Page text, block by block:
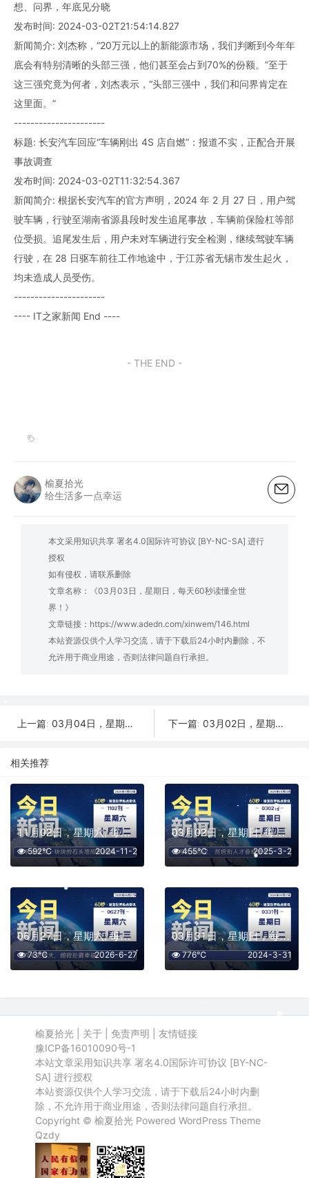
想、问界，年底见分晓
发布时间: 2024-03-02T21:54:14.827
新闻简介: 刘杰称，“20万元以上的新能源市场，我们判断到今年年
底会有特别清晰的头部三强，他们甚至会占到70%的份额。”至于
这三强究竟为何者，刘杰表示，“头部三强中，我们和问界肯定在
这里面。”
----------------------
标题: 长安汽车回应“车辆刚出 4S 店自燃”：报道不实，正配合开展
事故调查
发布时间: 2024-03-02T11:32:54.367
新闻简介: 根据长安汽车的官方声明，2024 年 2 月 27 日，用户驾
驶车辆，行驶至湖南省源县段时发生追尾事故，车辆前保险杠等部
位受损。追尾发生后，用户未对车辆进行安全检测，继续驾驶车辆
行驶，在 28 日驱车前往工作地途中，于江苏省无锡市发生起火，
均未造成人员受伤。
----------------------
---- IT之家新闻 End ----
- THE END -
榆夏拾光
给生活多一点幸运
本文采用知识共享 署名4.0国际许可协议 [BY-NC-SA] 进行
授权
如有侵权，请联系删除
文章名称：《03月03日，星期日，每天60秒读懂全世
界！》
文章链接： https://www.adedn.com/xinwem/146.html
本站资源仅供个人学习交流，请于下载后24小时内删除，不
允许用于商业用途，否则法律问题自行承担。
上一篇: 03月04日，星期一，每天60秒读懂全世界！ 下一篇: 03月02日，星期六，每天60秒读懂全世界！
相关推荐
11月02日，星期六, 每天60秒读懂全世界！
2024-11-2
592℃
03月02日，星期日, 每天60秒读懂全世界！
2025-3-2
455℃
06月27日，星期六, 每天60秒读懂全世界！
2026-6-27
73℃
03月31日，星期日，每天60秒读懂全世界！
2024-3-31
776℃
榆夏拾光| 关于| 免责声明
友情链接
豫ICP备16010090号-1
本站文章采用知识共享 署名4.0国际许可协议 [BY-NC-
SA] 进行授权
本站资源仅供个人学习交流，请于下载后24小时内删
除，不允许用于商业用途，否则法律问题自行承担。
Copyright © 榆夏拾光Powered WordPressTheme
Qzdy